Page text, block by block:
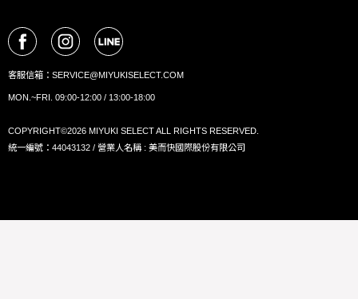
客服信箱： SERVICE@MIYUKISELECT.COM
MON.~FRI. 09:00-12:00 / 13:00-18:00
COPYRIGHT©2026 MIYUKI SELECT ALL RIGHTS RESERVED.
統一編號：44043132 / 營業人名稱 : 美而快國際股份有限公司